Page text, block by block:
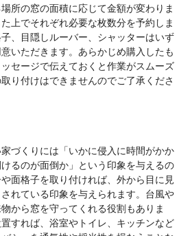
所の窓の面積に応じて金額が変わりま
上でそれぞれ必要な枚数分を予約しま
、目隠しルーバー、シャッターはいず
いただきます。あらかじめ購入したも
セージで伝えておくと作業がスムーズ
り付けはできませんのでご了承くださ
づくりには「いかに侵入に時間がかか
るのが面倒か」という印象を与えるの
面格子を取り付ければ、外から目に見
れている印象を与えられます。台風や
から窓を守ってくれる役割もありま
すれば、浴室やトイレ、キッチンなど